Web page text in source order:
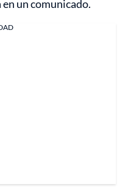
un comunicado.